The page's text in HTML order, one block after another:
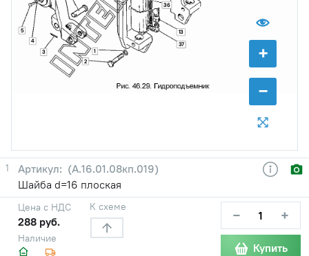
+
−
1
2
3
4
5 13
36
37
1
(А.16.01.08кп.019)
Шайба d=16 плоская
Наличие
Цена с НДС
288 руб.
К схеме − +
Купить